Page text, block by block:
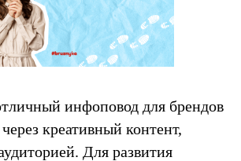
инфоповод для брендов
креативный контент,
Для развития